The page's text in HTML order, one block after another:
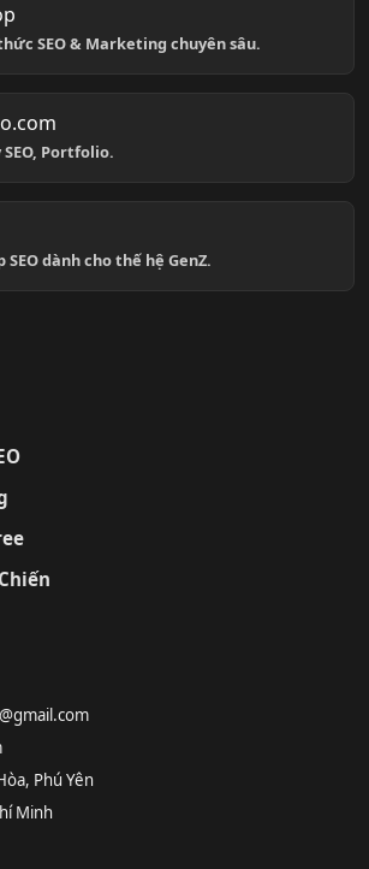
SEO & Marketing chuyên sâu.
SEO, Portfolio.
dành cho thế hệ GenZ.
Phú Yên
Minh